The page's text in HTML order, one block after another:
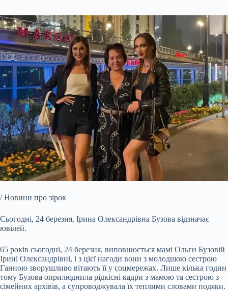
/ Новини про зірок
Сьогодні, 24 березня, Ірина Олександрівна Бузова відзначає
ювілей.
65 років сьогодні, 24 березня, виповнюється мамі Ольги Бузовій
Ірині Олександрівні, і з цієї нагоди вони з молодшою сестрою
Ганною зворушливо вітають її у соцмережах. Лише кілька годин
тому Бузова оприлюднила рідкісні кадри з мамою та сестрою з
сімейних архівів, а супроводжувала їх теплими словами подяки.